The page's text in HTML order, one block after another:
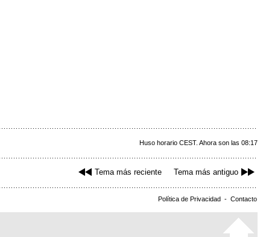
Huso horario CEST. Ahora son las 08:17
Tema más reciente Tema más antiguo
Política de Privacidad - Contacto